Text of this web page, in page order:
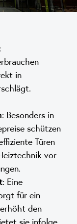
:
in
: Besonders in
schützen
Türen
vor
: Eine
für ein
den